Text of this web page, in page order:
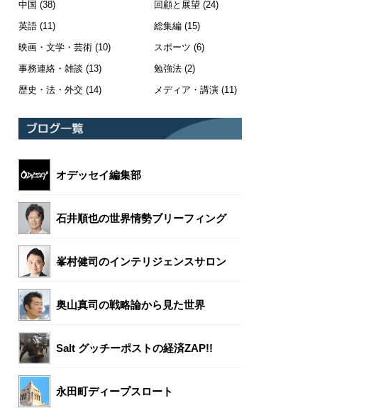
中国 (38)
英語 (11)
映画・文学・芸術 (10)
事務連絡・雑談 (13)
歴史・法・外交 (14)
回顧と展望 (24)
総集編(15)
スポーツ (6)
勉強法(2)
メディア・講演(11)
オデッセイ編集部
石井順也の世界情勢ブリーフィング
峯村健司のインテリジェンスサロン
奥山真司の戦略論から見た世界
Salt グッチーポストの経済ZAP!!
永田町ディープスロート